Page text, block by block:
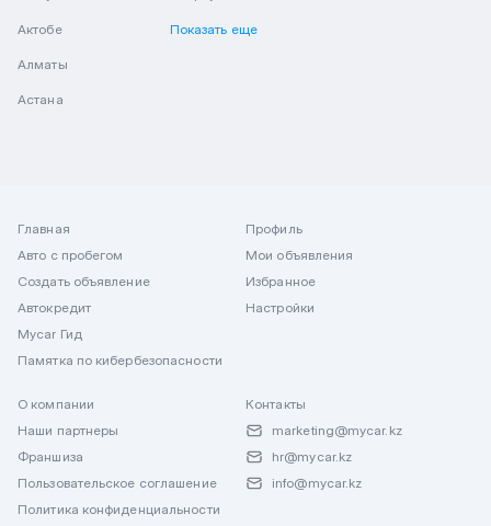
Актобе
Алматы
Астана
Показать еще
Главная
Авто с пробегом
Создать объявление
Автокредит
Mycar Гид
Памятка по кибербезопасности
Профиль
Мои объявления
Избранное
Настройки
О компании
Наши партнеры
Франшиза
Пользовательское соглашение
Политика конфиденциальности
Контакты
marketing@mycar.kz
hr@mycar.kz
info@mycar.kz